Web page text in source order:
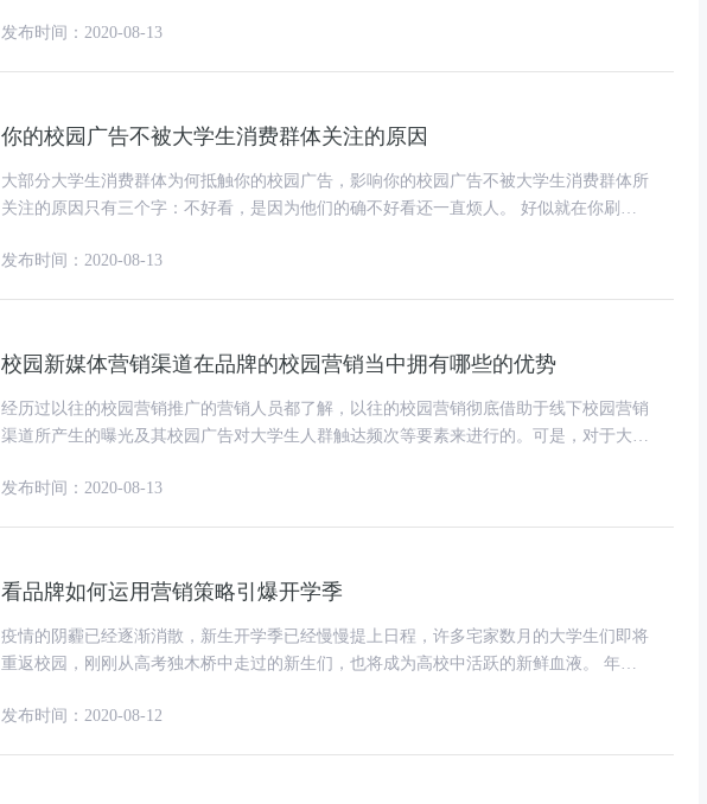
发布时间：2020-08-13
你的校园广告不被大学生消费群体关注的原因
大部分大学生消费群体为何抵触你的校园广告，影响你的校园广告不被大学生消费群体所
关注的原因只有三个字：不好看，是因为他们的确不好看还一直烦人。 好似就在你刷剧
发布时间：2020-08-13
校园新媒体营销渠道在品牌的校园营销当中拥有哪些的优势
经历过以往的校园营销推广的营销人员都了解，以往的校园营销彻底借助于线下校园营销
渠道所产生的曝光及其校园广告对大学生人群触达频次等要素来进行的。可是，对于大部
发布时间：2020-08-13
看品牌如何运用营销策略引爆开学季
疫情的阴霾已经逐渐消散，新生开学季已经慢慢提上日程，许多宅家数月的大学生们即将
重返校园，刚刚从高考独木桥中走过的新生们，也将成为高校中活跃的新鲜血液。 年轻
发布时间：2020-08-12